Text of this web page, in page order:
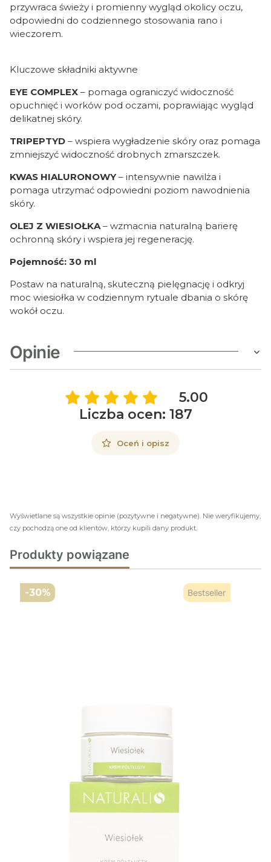
przywraca świeży i promienny wygląd okolicy oczu,
odpowiedni do codziennego stosowania rano i
wieczorem.
Kluczowe składniki aktywne
EYE COMPLEX – pomaga ograniczyć widoczność
opuchnięć i worków pod oczami, poprawiając wygląd
delikatnej skóry.
TRIPEPTYD – wspiera wygładzenie skóry oraz pomaga
zmniejszyć widoczność drobnych zmarszczek.
KWAS HIALURONOWY– intensywnie nawilża i
pomaga utrzymać odpowiedni poziom nawodnienia
skóry.
OLEJ Z WIESIOŁKA– wzmacnia naturalną barierę
ochronną skóry i wspiera jej regenerację.
Pojemność: 30 ml
Postaw na naturalną, skuteczną pielęgnację i odkryj
moc wiesiołka w codziennym rytuale dbania o skórę
wokół oczu.
Opinie
5.00
Liczba ocen: 187
Oceń i opisz
Wyświetlane są wszystkie opinie (pozytywne i negatywne). Nie weryfikujemy,
czy pochodzą one od klientów, którzy kupili dany produkt.
Produkty powiązane
-30% Bestseller